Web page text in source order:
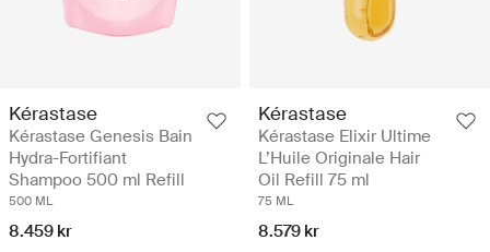
Kérastase
Kérastase Genesis Bain
Hydra-Fortifiant
Shampoo 500 ml Refill
500 ML
8.459 kr
Kérastase
Kérastase Elixir Ultime
L’Huile Originale Hair
Oil Refill 75 ml
75 ML
8.579 kr